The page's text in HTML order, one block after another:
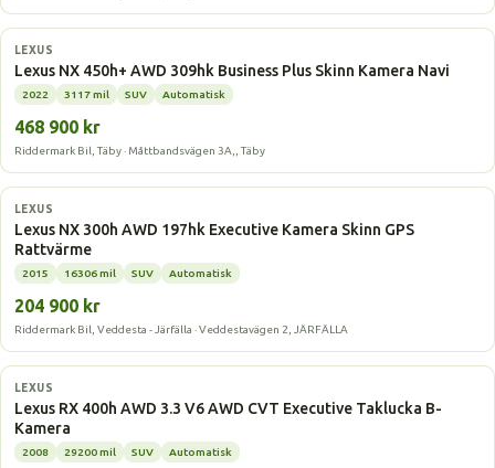
Laddhybrid
LEXUS
Lexus NX 450h+ AWD 309hk Business Plus Skinn Kamera Navi
2022 3117 mil SUV Automatisk
468 900 kr
Riddermark Bil, Täby · Måttbandsvägen 3A,, Täby
Laddhybrid
LEXUS
Lexus NX 300h AWD 197hk Executive Kamera Skinn GPS
Rattvärme
2015 16306 mil SUV Automatisk
204 900 kr
Riddermark Bil, Veddesta - Järfälla · Veddestavägen 2, JÄRFÄLLA
Laddhybrid
LEXUS
Lexus RX 400h AWD 3.3 V6 AWD CVT Executive Taklucka B-
Kamera
2008 29200 mil SUV Automatisk